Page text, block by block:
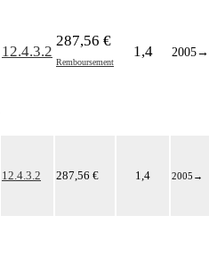
12.4.3.2
287,56 €
Remboursement
1,4 2005→
12.4.3.2 287,56 € 1,4 2005 →